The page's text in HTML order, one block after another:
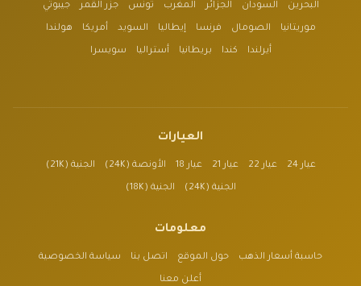
البحرين السودان الجزائر المغرب تونس جزر القمر جيبوتي
موريتانيا الصومال فرنسا إيطاليا السويد أمريكا هولندا
أيرلندا كندا بريطانيا أستراليا سويسرا
العيارات
عيار 24 عيار 22 عيار 21 عيار 18 الأونصة (24K) الجنية (21K)
الجنية (24K) الجنية (18K)
معلومات
حاسبة أسعار الذهب حول الموقع اتصل بنا سياسة الخصوصية
أعلن معنا